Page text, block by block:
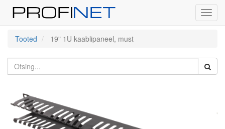
Tooted
19" 1U kaablipaneel, must